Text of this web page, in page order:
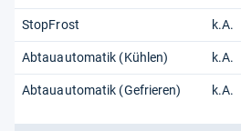
StopFrost k.A.
Abtauautomatik (Kühlen) k.A.
Abtauautomatik (Gefrieren) k.A.